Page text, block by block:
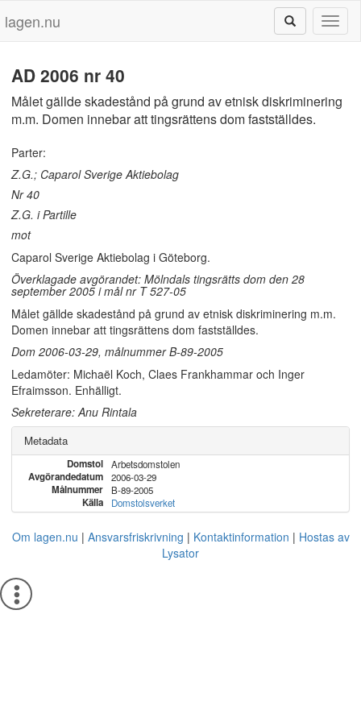
lagen.nu
AD 2006 nr 40
Målet gällde skadestånd på grund av etnisk diskriminering
m.m. Domen innebar att tingsrättens dom fastställdes.
Parter:
Z.G.; Caparol Sverige Aktiebolag
Nr 40
Z.G. i Partille
mot
Caparol Sverige Aktiebolag i Göteborg.
Överklagade avgörandet: Mölndals tingsrätts dom den 28
september 2005 i mål nr T 527-05
Målet gällde skadestånd på grund av etnisk diskriminering m.m.
Domen innebar att tingsrättens dom fastställdes.
Dom 2006-03-29, målnummer B-89-2005
Ledamöter: Michaël Koch, Claes Frankhammar och Inger
Efraimsson. Enhälligt.
Sekreterare: Anu Rintala
Metadata
Domstol Arbetsdomstolen
Avgörandedatum 2006-03-29
Målnummer B-89-2005
Källa Domstolsverket
Om lagen.nu Ansvarsfriskrivning Kontaktinformation
Hostas av
Lysator